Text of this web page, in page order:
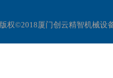
版权©2018厦门创云精智机械